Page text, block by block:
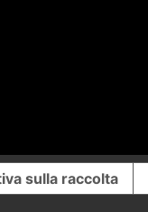
sulla raccolta